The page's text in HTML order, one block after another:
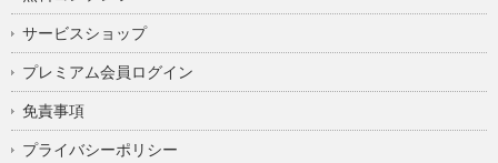
サービスショップ
プレミアム会員ログイン
免責事項
プライバシーポリシー